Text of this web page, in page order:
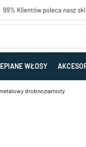
99% Klientów poleca nasz
WŁOSY
drobnoziarnisty